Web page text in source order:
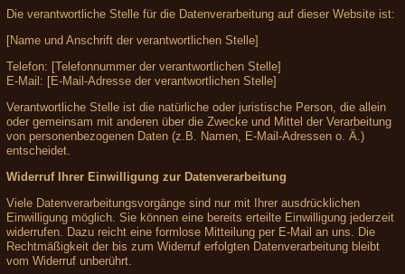
Die verantwortliche Stelle für die Datenverarbeitung auf dieser Website ist:
[Name und Anschrift der verantwortlichen Stelle]
Telefon: [Telefonnummer der verantwortlichen Stelle]
E-Mail: [E-Mail-Adresse der verantwortlichen Stelle]
Verantwortliche Stelle ist die natürliche oder juristische Person, die allein
oder gemeinsam mit anderen über die Zwecke und Mittel der Verarbeitung
von personenbezogenen Daten (z.B. Namen, E-Mail-Adressen o. Ä.)
entscheidet.
Widerruf Ihrer Einwilligung zur Datenverarbeitung
Viele Datenverarbeitungsvorgänge sind nur mit Ihrer ausdrücklichen
Einwilligung möglich. Sie können eine bereits erteilte Einwilligung jederzeit
widerrufen. Dazu reicht eine formlose Mitteilung per E-Mail an uns. Die
Rechtmäßigkeit der bis zum Widerruf erfolgten Datenverarbeitung bleibt
vom Widerruf unberührt.